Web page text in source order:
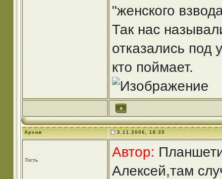
"женского
Так нас
отказались под
кто поймает.
Архив 3.11.2006, 18:35
Гость
Автор:
Алексей,там